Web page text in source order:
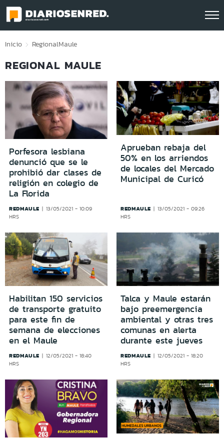
Click acá para ir directamente al contenido
Inicio RegionalMaule
REGIONAL MAULE
Porfesora lesbiana
denunció que se le
prohibió dar clases de
religión en colegio de
La Florida
REDMAULE
13/05/2021 - 10:09
HRS
Aprueban rebaja del
50% en los arriendos
de locales del Mercado
Municipal de Curicó
REDMAULE
13/05/2021 - 09:26
HRS
Habilitan 150 servicios
de transporte gratuito
para este fin de
semana de elecciones
en el Maule
REDMAULE
12/05/2021 - 18:40
HRS
Talca y Maule estarán
bajo preemergencia
ambiental y otras tres
comunas en alerta
durante este jueves
REDMAULE
12/05/2021 - 18:20
HRS